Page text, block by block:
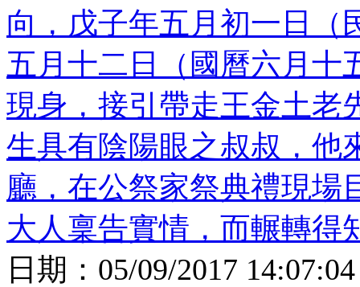
向，戊子年五月初一日（
五月十二日（國曆六月十
現身，接引帶走王金土老
生具有陰陽眼之叔叔，他
廳，在公祭家祭典禮現場
大人稟告實情，而輾轉得
日期： 05/09/2017 14:07:04